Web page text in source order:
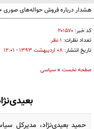
کد خبر: ۲۰۱۵۷۰
تعداد نظرات: ۱ نظر
تاریخ انتشار: ۰۸ ارديبهشت ۱۳۹۳ - ۱۲:۰۱
صفحه نخست »سیاسی
حمید بعید‌ی‌نژاد، مدیرکل